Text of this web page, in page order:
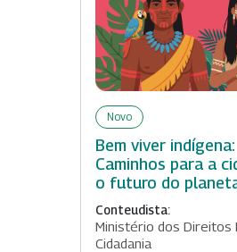
Novo
Bem viver indígena:
Caminhos para a
o futuro do
Conteudista:
Ministério dos Direitos
Cidadania